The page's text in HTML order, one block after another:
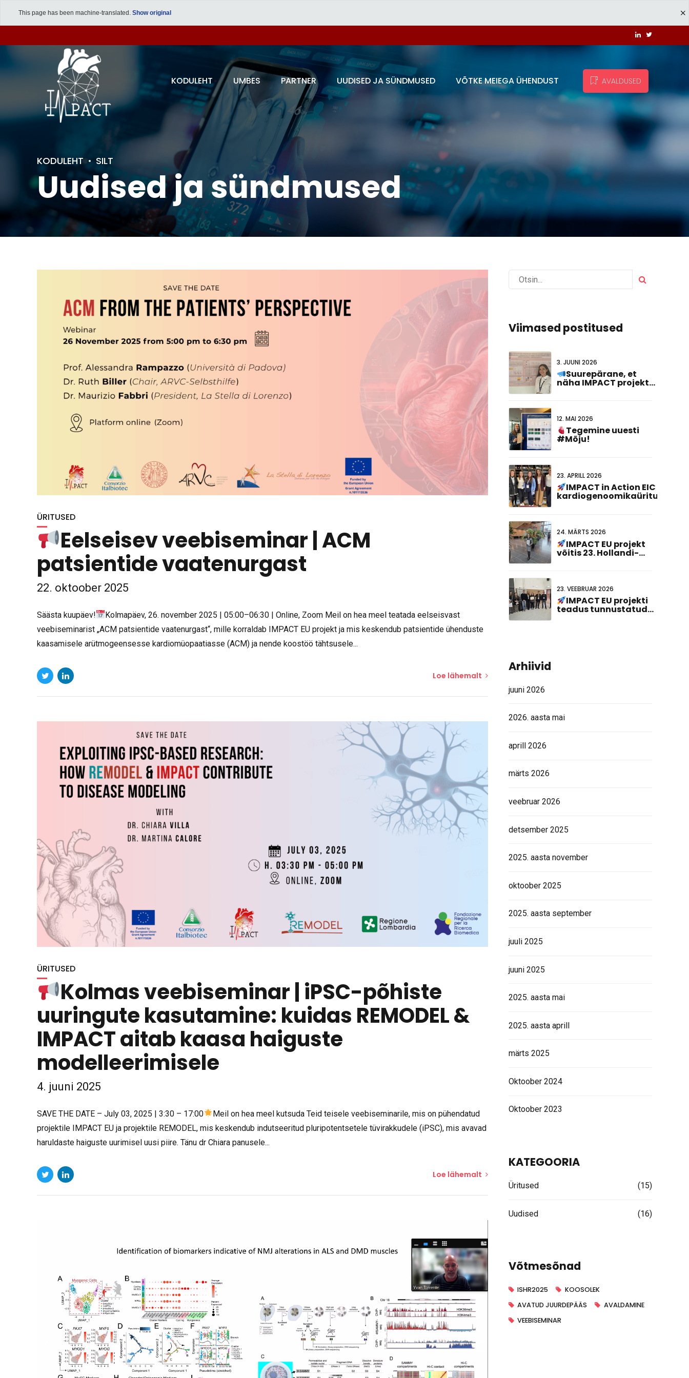
This page has been machine-translated. Show original
AVALDUSED
KODULEHT UMBES PARTNER UUDISED JA SÜNDMUSED VÕTKE MEIEGA ÜHENDUST
KODULEHT SILT
Uudised ja sündmused
ÜRITUSED
Eelseisev veebiseminar | ACM
patsientide vaatenurgast
22. oktoober 2025
Säästa kuupäev!
Kolmapäev, 26. november 2025 | 05:00–06:30 | Online, Zoom Meil on hea meel teatada eelseisvast
veebiseminarist „ACM patsientide vaatenurgast“, mille korraldab IMPACT EU projekt ja mis keskendub patsientide ühenduste
kaasamisele arütmogeensesse kardiomüopaatiasse (ACM) ja nende koostöö tähtsusele...
Loe lähemalt
ÜRITUSED
Kolmas veebiseminar | iPSC-põhiste
uuringute kasutamine: kuidas REMODEL &
IMPACT aitab kaasa haiguste
modelleerimisele
4. juuni 2025
SAVE THE DATE – July 03, 2025 | 3:30 – 17:00
Meil on hea meel kutsuda Teid teisele veebiseminarile, mis on pühendatud
projektile IMPACT EU ja projektile REMODEL, mis keskendub indutseeritud pluripotentsetele tüvirakkudele (iPSC), mis avavad
haruldaste haiguste uurimisel uusi piire. Tänu dr Chiara panusele...
Loe lähemalt
Viimased postitused
3. JUUNI 2026
Suurepärane, et
näha IMPACT projekti
12. MAI 2026
Tegemine uuesti
#Mõju!
23. APRILL 2026
IMPACT in Action EIC
kardiogenoomikaüritusel
24. MÄRTS 2026
IMPACT EU projekt
võitis 23. Hollandi-
23. VEEBRUAR 2026
IMPACT EU projekti
teadus tunnustatud
Arhiivid
juuni 2026
2026. aasta mai
aprill 2026
märts 2026
veebruar 2026
detsember 2025
2025. aasta november
oktoober 2025
2025. aasta september
juuli 2025
juuni 2025
2025. aasta mai
2025. aasta aprill
märts 2025
Oktoober 2024
Oktoober 2023
KATEGOORIA
Üritused (15)
Uudised (16)
Võtmesõnad
ISHR2025
KOOSOLEK
AVATUD JUURDEPÄÄS
AVALDAMINE
VEEBISEMINAR